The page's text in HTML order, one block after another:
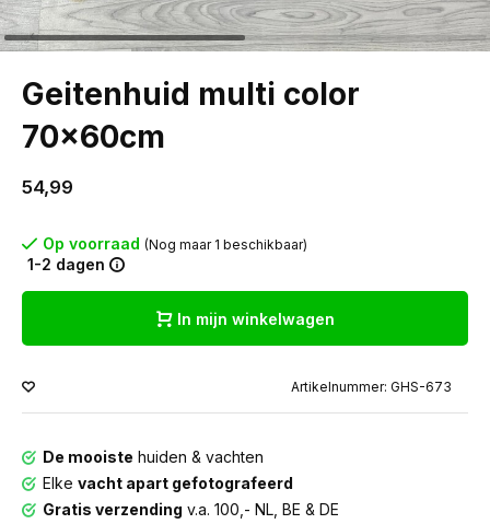
Geitenhuid multi color
70x60cm
54,99
Op voorraad (Nog maar 1 beschikbaar)
1-2 dagen
In mijn winkelwagen
Artikelnummer: GHS-673
De mooiste huiden & vachten
Elke vacht apart gefotografeerd
Gratis verzending v.a. 100,- NL, BE & DE